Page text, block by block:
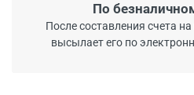
По
После составления счета
высылает его по